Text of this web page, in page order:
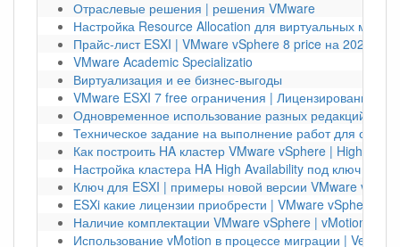
Отраслевые решения | решения VMware
Настройка Resource Allocation для виртуальных
Прайс-лист ESXI | VMware vSphere 8 price на 2024 год
VMware Academic Specializatio
Виртуализация и ее бизнес-выгоды
VMware ESXI 7 free ограничения | Лицензирование
Одновременное использование разных редакций
Техническое задание на выполнение работ для
Как построить HA кластер VMware vSphere | High
Настройка кластера HA High Availability под ключ |
Ключ для ESXI | примеры новой версии VMware
ESXi какие лицензии приобрести | VMware vSphere
Наличие комплектации VMware vSphere | vMotion
Использование vMotion в процессе миграции | Veeam